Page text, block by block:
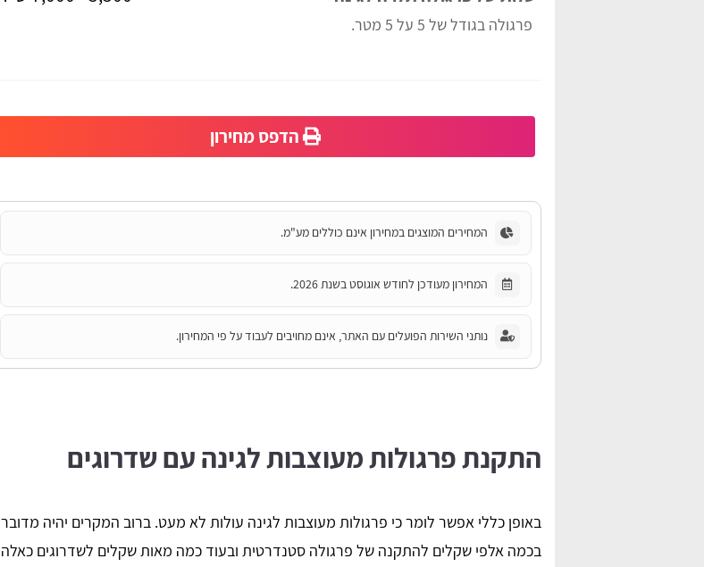
פרגולה בגודל של 5 על 5 מטר.
הדפס מחירון
המחירים המוצגים במחירון אינם כוללים מע"מ.
המחירון מעודכן לחודש אוגוסט בשנת 2026.
נותני השירות הפועלים עם האתר, אינם מחויבים לעבוד על פי המחירון.
התקנת פרגולות מעוצבות לגינה עם שדרוגים
באופן כללי אפשר לומר כי פרגולות מעוצבות לגינה עולות לא מעט. ברוב המקרים יהיה מדובר
בכמה אלפי שקלים להתקנה של פרגולה סטנדרטית ובעוד כמה מאות שקלים לשדרוגים כאלה